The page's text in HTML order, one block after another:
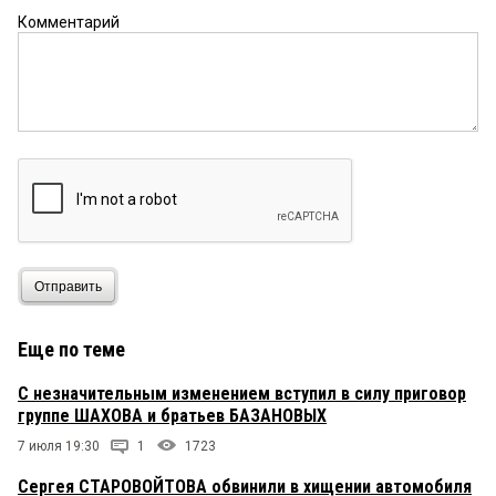
Комментарий
Отправить
Еще по теме
С незначительным изменением вступил в силу приговор
группе ШАХОВА и братьев БАЗАНОВЫХ
7 июля 19:30 1 1723
Сергея СТАРОВОЙТОВА обвинили в хищении автомобиля